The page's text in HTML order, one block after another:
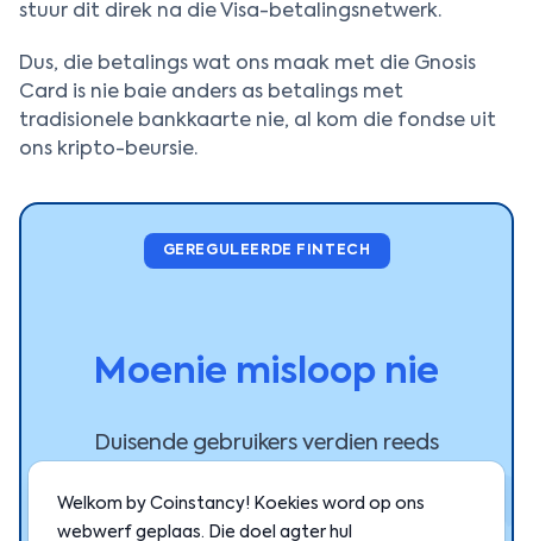
stuur dit direk na die Visa-betalingsnetwerk.
Dus, die betalings wat ons maak met die Gnosis
Card is nie baie anders as betalings met
tradisionele bankkaarte nie, al kom die fondse uit
ons kripto-beursie.
GEREGULEERDE FINTECH
Moenie misloop nie
Duisende gebruikers verdien reeds
Welkom by Coinstancy! Koekies word op ons
webwerf geplaas. Die doel agter hul